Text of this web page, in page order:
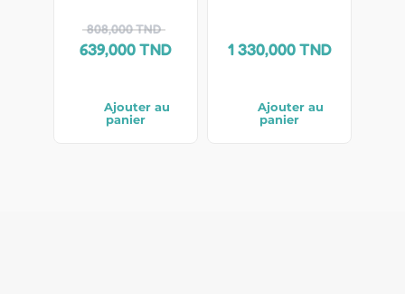
808,000TND
639,000TND
Ajouter au
panier
1 330,000TND
Ajouter au
panier